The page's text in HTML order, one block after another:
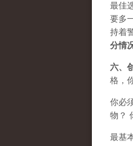
最佳
要多
持着
分情
六、
格，
你必
物？
最基